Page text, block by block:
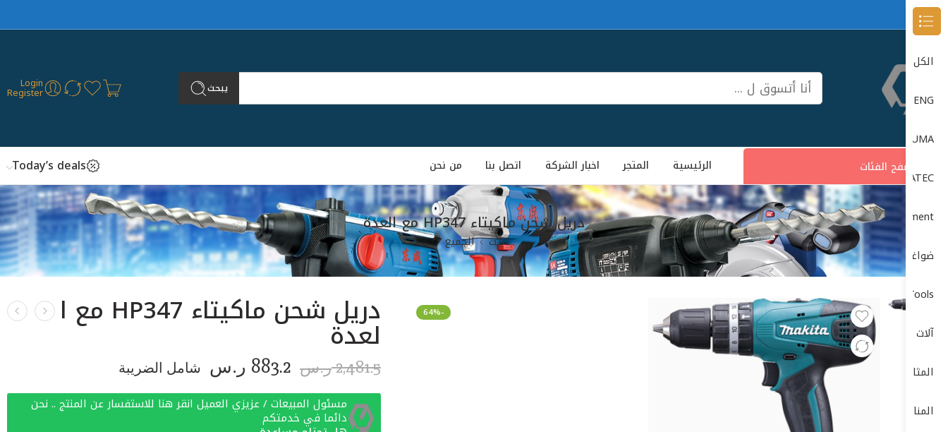
يبحث Login
Register
تصفح الفئات الرئيسية المتجر اخبار الشركة اتصل بنا من نحن Today’s deals
دريل شحن ماكيتاء HP347 مع العدة
بيت الجميع
-64% دريل شحن ماكيتاء HP347 مع ا
لعدة
2,481.5 ر.س 883.2 ر.س شامل الضريبة
مسئول المبيعات / عزيزي العميل انقر هنا للاستفسار عن المنتج .. نحن
دائما في خدمتكم
الكل
DONG CHENG دون شون
DUMA
DUMATEC
Garage Equipment (معدات الورش)
ضواغط الهواء (Air Compressors)
Power Tools (الأدوات الكهربائية)
آلات الصنفرة (Sanders)
المثاقب الكهربائية (Drills)
المناشير الكهربائية (Saws)